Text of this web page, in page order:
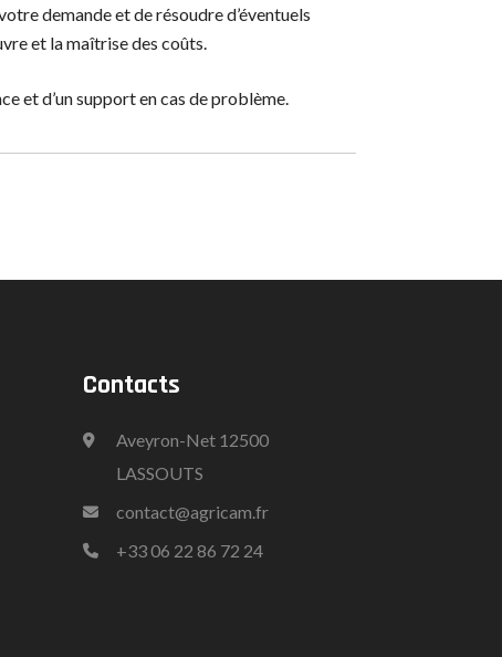
demande et de résoudre d’éventuels
et la maîtrise des coûts.
et d’un support en cas de problème.
Contacts
Aveyron-Net 12500
LASSOUTS
contact@agricam.fr
+3306 22 86 72 24